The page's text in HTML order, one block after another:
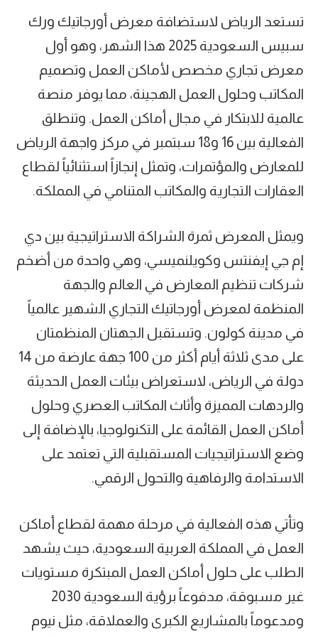
تستعد الرياض لاستضافة معرض أورجاتيك ورك
سبيس السعودية 2025 هذا الشهر، وهو أول
معرض تجاري مخصص لأماكن العمل وتصميم
المكاتب وحلول العمل الهجينة، مما يوفر منصة
عالمية للابتكار في مجال أماكن العمل. وتنطلق
الفعالية بين 16 و18 سبتمبر في مركز واجهة الرياض
للمعارض والمؤتمرات، وتمثل إنجازاً استثنائياً لقطاع
العقارات التجارية والمكاتب المتنامي في المملكة.
ويمثل المعرض ثمرة الشراكة الاستراتيجية بين دي
إم جي إيفنتس وكويلنميسي، وهي واحدة من أضخم
شركات تنظيم المعارض في العالم والجهة
المنظمة لمعرض أورجاتيك التجاري الشهير عالمياً
في مدينة كولون. وتستقبل الجهتان المنظمتان
على مدى ثلاثة أيام أكثر من 100 جهة عارضة من 14
دولة في الرياض، لاستعراض بيئات العمل الحديثة
والردهات المميزة وأثاث المكاتب العصري وحلول
أماكن العمل القائمة على التكنولوجيا، بالإضافة إلى
وضع الاستراتيجيات المستقبلية التي تعتمد على
الاستدامة والرفاهية والتحول الرقمي.
وتأتي هذه الفعالية في مرحلة مهمة لقطاع أماكن
العمل في المملكة العربية السعودية، حيث يشهد
الطلب على حلول أماكن العمل المبتكرة مستويات
غير مسبوقة، مدفوعاً برؤية السعودية 2030
ومدعوماً بالمشاريع الكبرى والعملاقة، مثل نيوم